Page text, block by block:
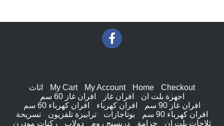
Checkout
Home
My Account
My Cart
اثاث
اجهزة بلت ان
افران غاز
افران غاز 60 سم
افران غاز 90 سم
افران كهرباء
افران كهرباء 60 سم
افران كهرباء 90 سم
بوتاجازات ترابيزة تلفزيون
تسريحة
ثلاجات بلت ان
جزامة دريسنج روم دولاب ركنات مودرن